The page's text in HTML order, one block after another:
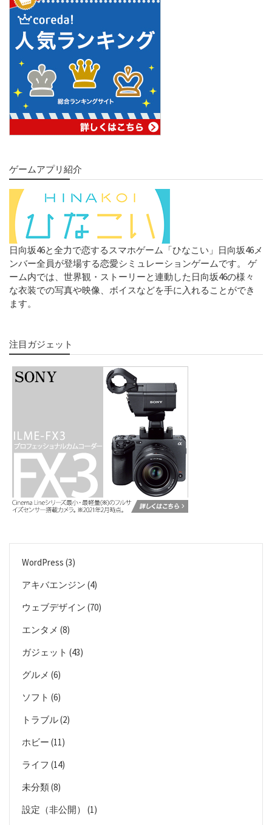
ゲームアプリ紹介
日向坂46と全力で恋するスマホゲーム「ひなこい」日向坂46メ
ンバー全員が登場する恋愛シミュレーションゲームです。 ゲ
ーム内では、世界観・ストーリーと連動した日向坂46の様々
な衣装での写真や映像、ボイスなどを手に入れることができ
ます。
注目ガジェット
WordPress (3)
アキバエンジン (4)
ウェブデザイン (70)
エンタメ (8)
ガジェット (43)
グルメ (6)
ソフト (6)
トラブル(2)
ホビー (11)
ライフ (14)
未分類(8)
設定（非公開）
(1)